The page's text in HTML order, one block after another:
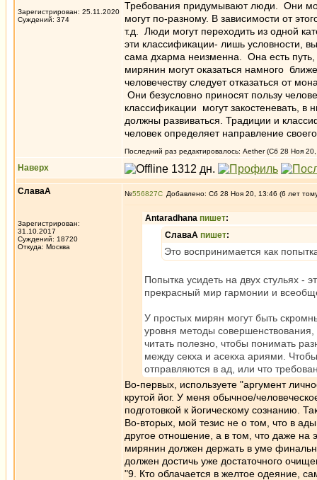
Зарегистрирован: 25.11.2020
Суждений: 374
Требования придумывают люди. Они
могут по-разному. В зависимости от
т.д. Люди могут переходить из одной
эти классификации- лишь
сама дхарма неизменна. Она есть
мирянин могут оказаться намного
человечеству следует отказаться от
Они безусловно приносят пользу
классификации могут закостеневать,
должны развиваться. Традиции и
человек определяет направление
Последний раз редактировалось: Aether (Сб 28 Ноя
Наверх
СлаваА
Зарегистрирован:
31.10.2017
Суждений: 18720
Откуда: Москва
№556827 Добавлено: Сб 28 Ноя 20, 13:46 (6 лет
Antaradhana пишет:
СлаваА пишет:
Это воспринимается как
Попытка усидеть на двух стульях -
прекрасный мир гармонии и
У простых мирян могут быть
уровня методы
читать полезно, чтобы понимать
между секха и асекха ариями.
отправляются в ад, или что
Во-первых, используете "аргумент
крутой йог. У меня обычное/
подготовкой к йогическому сознанию.
Во-вторых, мой тезис не о том, что в
другое отношение, а в том, что даже на
мирянин должен держать в уме
должен достичь уже достаточного
"9. Кто облачается в желтое одеяние,